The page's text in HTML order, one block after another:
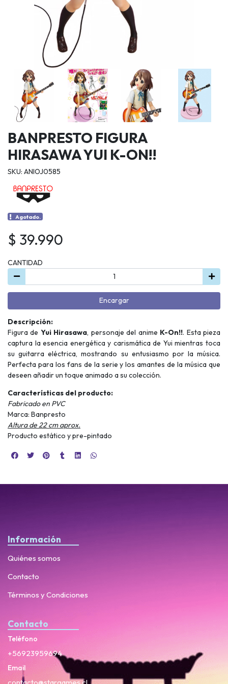
BANPRESTO FIGURA
HIRASAWA YUI K-ON!!
SKU: ANIOJ0585
Agotado.
$ 39.990
CANTIDAD
Encargar
Descripción:
Figura de Yui Hirasawa, personaje del anime K-On!!. Esta pieza
captura la esencia energética y carismática de Yui mientras toca
su guitarra eléctrica, mostrando su entusiasmo por la música.
Perfecta para los fans de la serie y los amantes de la música que
deseen añadir un toque animado a su colección.
Características del producto:
Fabricado en PVC
Marca: Banpresto
Altura de 22 cm aprox.
Producto estático y pre-pintado
Información
Quiénes somos
Contacto
Términos y Condiciones
Contacto
Teléfono
+56923959694
Email
contacto@stargames.cl